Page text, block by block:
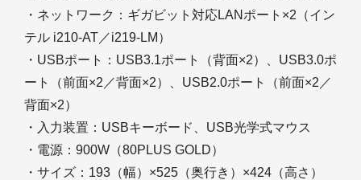
・ネットワーク：ギガビット対応LANポート×2（イン
テル i210-AT／i219-LM）
・USBポート：USB3.1ポート（背面×2）、USB3.0ポ
ート（前面×2／背面×2）、USB2.0ポート（前面×2／
背面×2）
・入力装置：USBキーボード、USB光学式マウス
・電源：900W（80PLUS GOLD）
・サイズ：193（幅）×525（奥行き）×424（高さ）